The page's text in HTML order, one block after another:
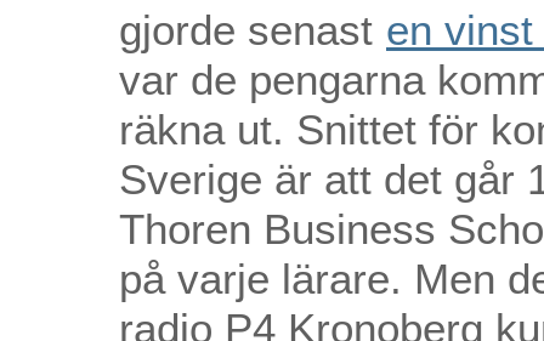
gjorde senast en
var de pengarna
räkna ut. Snittet för
Sverige är att det går
Thoren Business
på varje lärare. Men
radio P4 Kronoberg